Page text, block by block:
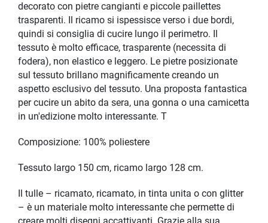
decorato con pietre cangianti e piccole paillettes
trasparenti. Il ricamo si ispessisce verso i due bordi,
quindi si consiglia di cucire lungo il perimetro. Il
tessuto è molto efficace, trasparente (necessita di
fodera), non elastico e leggero. Le pietre posizionate
sul tessuto brillano magnificamente creando un
aspetto esclusivo del tessuto. Una proposta fantastica
per cucire un abito da sera, una gonna o una camicetta
in un'edizione molto interessante. T
Composizione: 100% poliestere
Tessuto largo 150 cm, ricamo largo 128 cm.
Il tulle – ricamato, ricamato, in tinta unita o con glitter
– è un materiale molto interessante che permette di